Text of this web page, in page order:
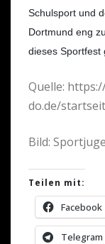
Schulsport und
Dortmund eng
dieses Sportfest
Quelle:
do.de/
Bild:
Teilen mit:
Facebook
Telegram